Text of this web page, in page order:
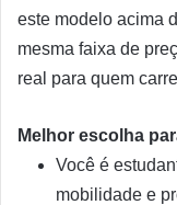
este modelo acima
mesma faixa de
real para quem
Melhor escolha
Você é
mobilidade e